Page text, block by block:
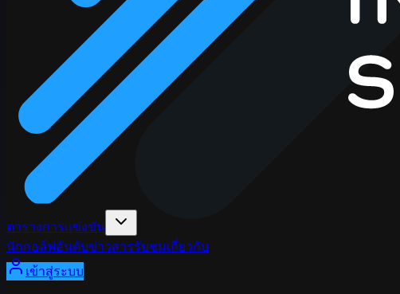
ตารางการแข่งขัน
นักกอล์ฟอันดับข่าวสารรับชมเกี่ยวกับ
เข้าสู่ระบบ